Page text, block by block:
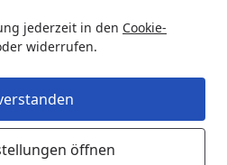
jederzeit in den Cookie-
widerrufen.
öffnen